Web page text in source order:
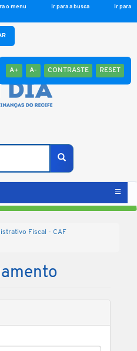
o menu Ir para a busca
Ir para
A+ A- CONTRASTE RESET
Buscar
Fiscal - CAF